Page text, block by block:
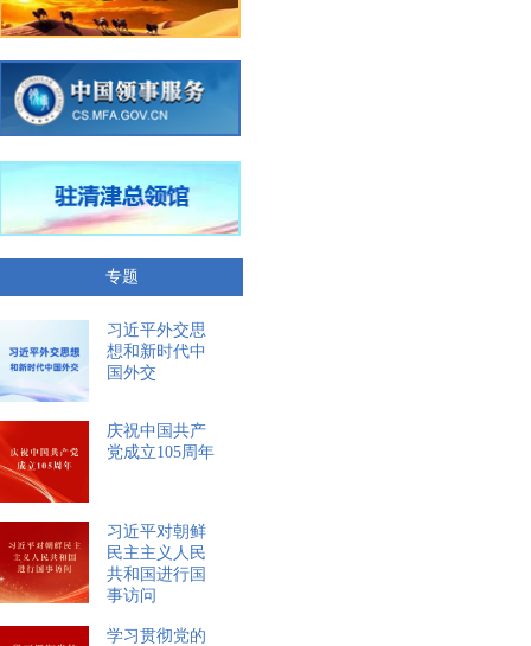
专题
习近平外交思
想和新时代中
国外交
庆祝中国共产
党成立105周年
习近平对朝鲜
民主主义人民
共和国进行国
事访问
学习贯彻党的